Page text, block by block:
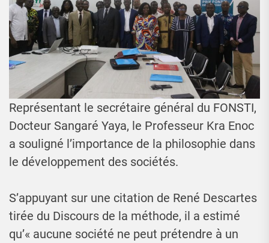
Représentant le secrétaire général du FONSTI,
Docteur Sangaré Yaya, le Professeur Kra Enoc
a souligné l’importance de la philosophie dans
le développement des sociétés.
S’appuyant sur une citation de René Descartes
tirée du Discours de la méthode, il a estimé
qu’« aucune société ne peut prétendre à un